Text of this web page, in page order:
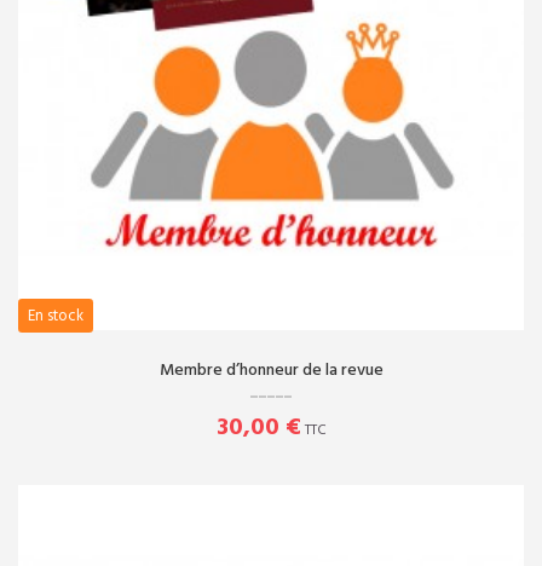
Membre d’honneur de la revue
30,00 € TTC
En stock
Musée de la Pierre et du
Marbre à Basècles
le musée de la pierre est
fermé pour cause de
BIBLIOTHÈQUE
LES REVUES